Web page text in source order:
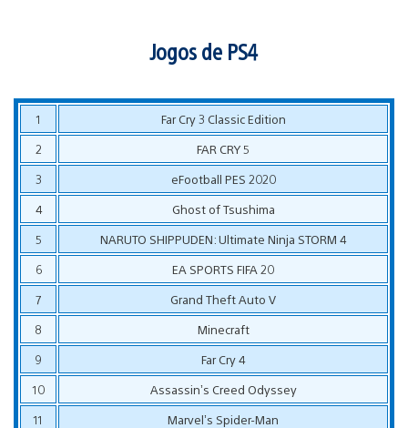
Jogos de PS4
1
Far Cry 3 Classic Edition
2
FAR CRY 5
3
eFootball PES 2020
4
Ghost of Tsushima
5
NARUTO SHIPPUDEN: Ultimate Ninja STORM 4
6
EA SPORTS FIFA 20
7
Grand Theft Auto V
8
Minecraft
9
Far Cry 4
10
Assassin’s Creed Odyssey
11
Marvel’s Spider-Man